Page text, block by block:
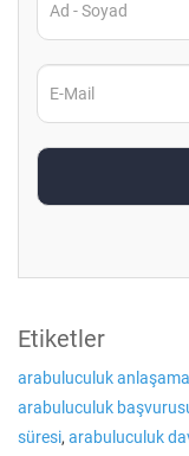
Etiketler
arabuluculuk
arabuluculuk
süresi, arabuluculuk